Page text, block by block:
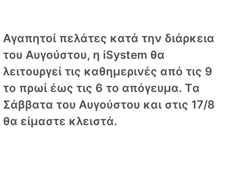
Αγαπητοί πελάτες κατά την διάρκεια
του Αυγούστου, η iSystem θα
λειτουργεί τις καθημερινές από τις 9
το πρωί έως τις 6 το απόγευμα. Tα
Σάββατα του Αυγούστου και στις 17/8
θα είμαστε κλειστά.